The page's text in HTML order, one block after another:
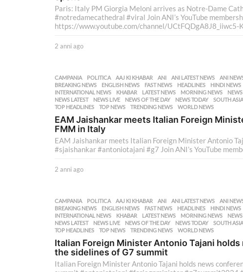
Paris: Italy PM Giorgia Meloni arrives as Notre-Dame
#notredamecathedral #viral Join ANI’s YouTube
https://www.youtube.com/channel/UCtFQDgA8J8_iiwc5-
2 anni ago
i
a
g
o
CAMPANIA ,POLITICA AAJ KI KHABAR ,ANI ,ANI LATEST NEWS ,ANI
BREAKING NEWS
,ENGLISH NEWS ,FAST NEWS ,HEADLINES ,HINDI NEWS
INTERNATIONAL NEWS
,KHABAR ,LATEST NEWS ,MORNING NEWS ,NEWS
NEWS LATEST
,NEWS LIVE ,NEWS OF THE DAY ,NEWS TODAY ,SOUTH
TOP HEADLINES
,TOP NEWS ,TRENDING NEWS ,WORLD NEWS
EAM Jaishankar meets Italian Foreign
FMM in Italy
EAM Jaishankar meets Italian Foreign Minister Antonio
#sjaishankar #antoniotajani #g7 Join ANI’s YouTube
2 anni ago
i
a
g
o
CAMPANIA ,POLITICA AAJ KI KHABAR ,ANI ,ANI LATEST NEWS ,ANI
BREAKING NEWS
,ENGLISH NEWS ,FAST NEWS ,HEADLINES ,HINDI NEWS
INTERNATIONAL NEWS
,KHABAR ,LATEST NEWS ,MORNING NEWS ,NEWS
NEWS LATEST
,NEWS LIVE ,NEWS OF THE DAY ,NEWS TODAY ,SOUTH
TOP HEADLINES
,TOP NEWS ,TRENDING NEWS ,WORLD NEWS
Italian Foreign Minister Antonio Tajani
the sidelines of G7 summit
Italian Foreign Minister Antonio Tajani holds news